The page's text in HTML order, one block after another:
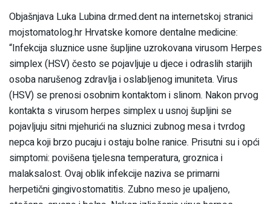
Objašnjava Luka Lubina dr.med.dent na internetskoj stranici
mojstomatolog.hr Hrvatske komore dentalne medicine:
“Infekcija sluznice usne šupljine uzrokovana virusom Herpes
simplex (HSV) često se pojavljuje u djece i odraslih starijih
osoba narušenog zdravlja i oslabljenog imuniteta. Virus
(HSV) se prenosi osobnim kontaktom i slinom. Nakon prvog
kontakta s virusom herpes simplex u usnoj šupljini se
pojavljuju sitni mjehurići na sluznici zubnog mesa i tvrdog
nepca koji brzo pucaju i ostaju bolne ranice. Prisutni su i opći
simptomi: povišena tjelesna temperatura, groznica i
malaksalost. Ovaj oblik infekcije naziva se primarni
herpetični gingivostomatitis. Zubno meso je upaljeno,